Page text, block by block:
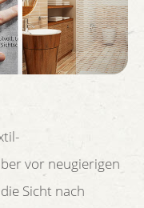
vor neugierigen
Sicht nach